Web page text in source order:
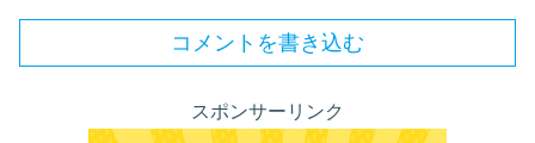
コメントを書き込む
スポンサーリンク